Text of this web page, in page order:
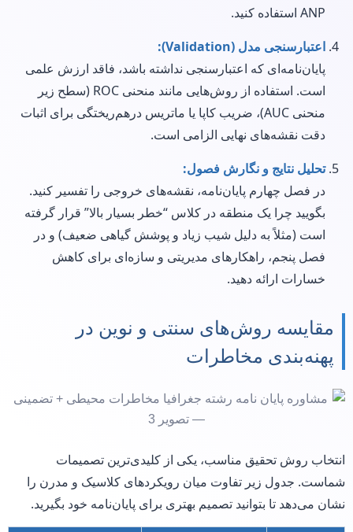
ANP استفاده کنید.
اعتبارسنجی مدل (Validation):
پایان‌نامه‌ای که اعتبارسنجی نداشته باشد، فاقد ارزش علمی
است. استفاده از روش‌هایی مانند منحنی ROC (سطح زیر
منحنی AUC)، ضریب کاپا یا ماتریس درهم‌ریختگی برای اثبات
دقت نقشه‌های نهایی الزامی است.
تحلیل نتایج و نگارش فصول:
در فصل چهارم پایان‌نامه، نقشه‌های خروجی را تفسیر کنید.
بگویید چرا یک منطقه در کلاس “خطر بسیار بالا” قرار گرفته
است (مثلاً به دلیل شیب زیاد و پوشش گیاهی ضعیف) و در
فصل پنجم، راهکارهای مدیریتی و سازه‌ای برای کاهش
خسارات ارائه دهید.
مقایسه روش‌های سنتی و نوین در
پهنه‌بندی مخاطرات
انتخاب روش تحقیق مناسب، یکی از کلیدی‌ترین تصمیمات
شماست. جدول زیر تفاوت میان رویکردهای کلاسیک و مدرن را
نشان می‌دهد تا بتوانید تصمیم بهتری برای پایان‌نامه خود بگیرید.